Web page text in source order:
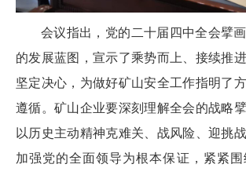
会议指出，党的二十届四中全会擘
的发展蓝图，宣示了乘势而上、接续推
坚定决心，为做好矿山安全工作指明了
遵循。矿山企业要深刻理解全会的战略
以历史主动精神克难关、战风险、迎挑
加强党的全面领导为根本保证，紧紧